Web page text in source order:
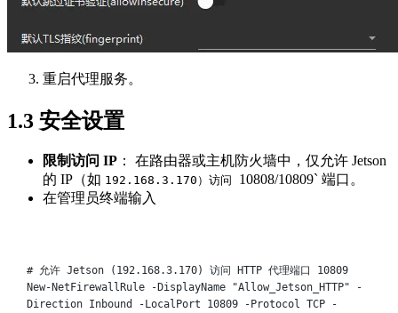
重启代理服务。
1.3 安全设置
​限制访问 IP​ ​： 在路由器或主机防火墙中，仅允许 Jetson
的 IP（如 192.168.3.170）访问 10808/10809` 端口。
在管理员终端输入
# 允许 Jetson (192.168.3.170) 访问 HTTP 代理端口 10809
New-NetFirewallRule
-DisplayName "Allow_Jetson_HTTP"
-
Direction
Inbound -LocalPort 10809 -Protocol TCP
-